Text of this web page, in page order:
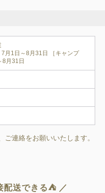
7月1日～8月31日 ［キャンプ
8月31日
連絡をお願いいたします。
配送できる⛺ ／